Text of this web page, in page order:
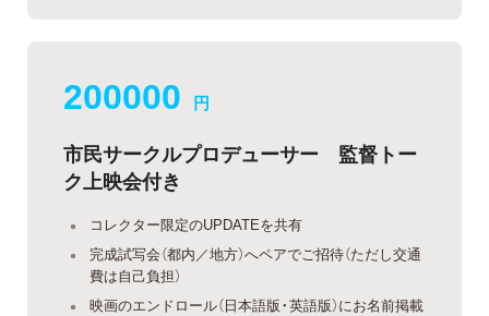
200000 円
市民サークルプロデューサー 監督トー
ク上映会付き
コレクター限定のUPDATEを共有
完成試写会（都内／地方）へペアでご招待（ただし交通
費は自己負担）
映画のエンドロール（日本語版・英語版）にお名前掲載